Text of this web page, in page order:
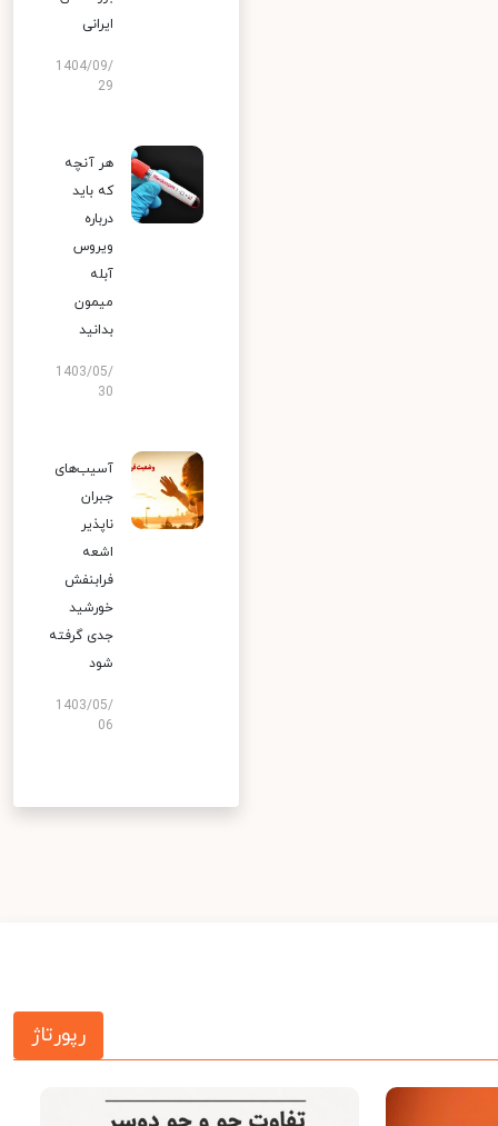
ایرانی
1404/09/
29
هر آنچه
که باید
درباره
ویروس
آبله
میمون
بدانید
1403/05/
30
آسیب‌های
جبران
ناپذیر
اشعه
فرابنفش
خورشید
جدی گرفته
شود
1403/05/
06
رپورتاژ